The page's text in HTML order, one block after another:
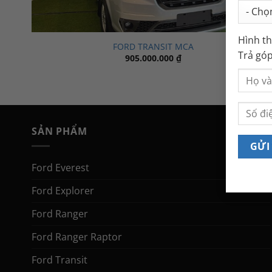
Hình
Trả góp
FORD TRANSIT MCA
905.000.000 ₫
SẢN PHẨM
Ford Everest
Ford Explorer
Ford Ranger
Ford Ranger Raptor
Ford Transit